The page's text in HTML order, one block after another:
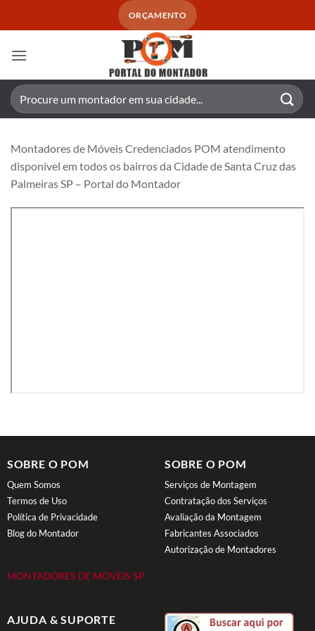
ORÇAMENTO
Pesquisar
por:
Montadores de Móveis Credenciados POM atendimento
disponível em todos os bairros da Cidade de Santa Cruz das
Palmeiras SP – Portal do Montador
SOBRE O POM
Quem Somos
Termos de Uso
Política de Privacidade
Blog do Montador
MONTADORES DE MÓVEIS SP
SOBRE O POM
Serviços de Montagem
Contratação dos Serviços
Avaliação da Montagem
Fabricantes Associados
Autorização de Montadores
AJUDA & SUPORTE